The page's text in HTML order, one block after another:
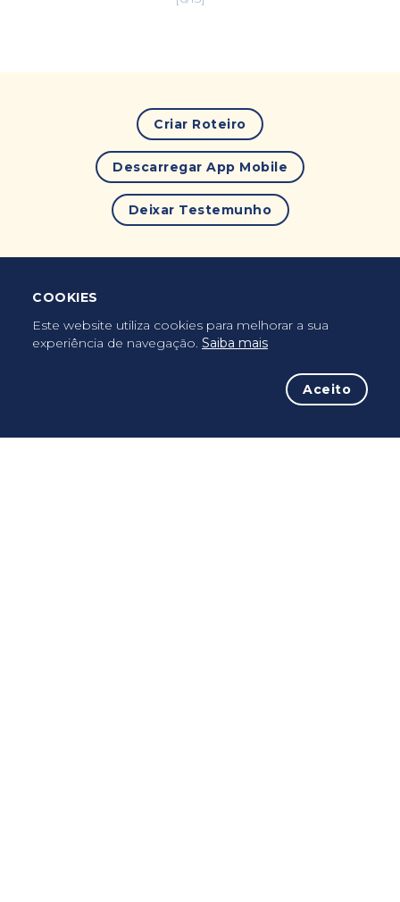
COOKIES
Este website utiliza cookies para melhorar a sua
experiência de navegação. Saiba mais
Aceito
Criar Roteiro
Descarregar App Mobile
Deixar Testemunho
Uma vez peregrino, peregrino para sempre...